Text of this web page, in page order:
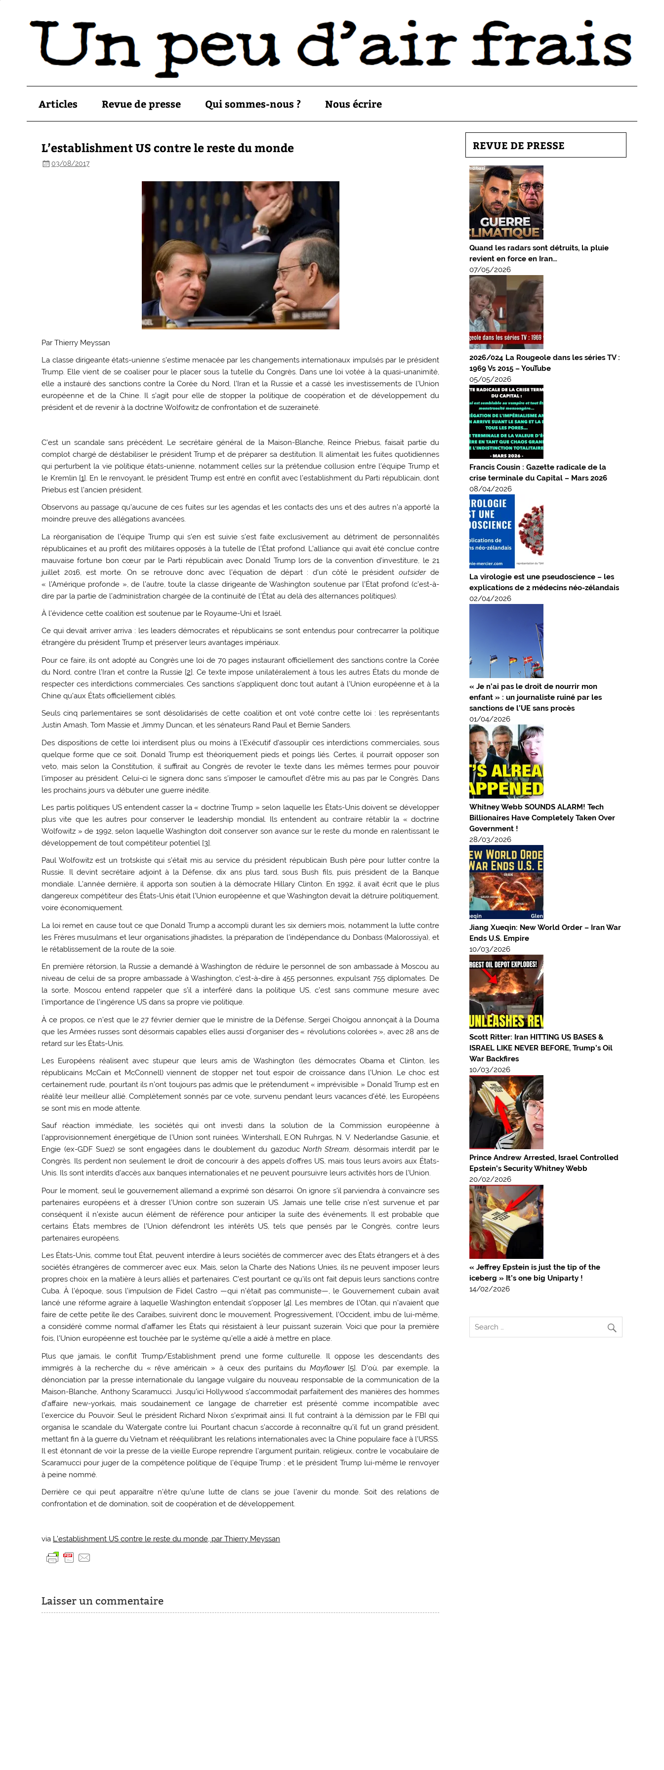
Articles Revue de presse Qui sommes-nous ? Nous écrire
L’establishment US contre le reste du monde
03/08/2017
Par Thierry Meyssan
La classe dirigeante états-unienne s’estime menacée par les changements internationaux impulsés par le président
Trump. Elle vient de se coaliser pour le placer sous la tutelle du Congrès. Dans une loi votée à la quasi-unanimité,
elle a instauré des sanctions contre la Corée du Nord, l’Iran et la Russie et a cassé les investissements de l’Union
européenne et de la Chine. Il s’agit pour elle de stopper la politique de coopération et de développement du
président et de revenir à la doctrine Wolfowitz de confrontation et de suzeraineté.
C’est un scandale sans précédent. Le secrétaire général de la Maison-Blanche, Reince Priebus, faisait partie du
complot chargé de déstabiliser le président Trump et de préparer sa destitution. Il alimentait les fuites quotidiennes
qui perturbent la vie politique états-unienne, notamment celles sur la prétendue collusion entre l’équipe Trump et
le Kremlin [1]. En le renvoyant, le président Trump est entré en conflit avec l’establishment du Parti républicain, dont
Priebus est l’ancien président.
Observons au passage qu’aucune de ces fuites sur les agendas et les contacts des uns et des autres n’a apporté la
moindre preuve des allégations avancées.
La réorganisation de l’équipe Trump qui s’en est suivie s’est faite exclusivement au détriment de personnalités
républicaines et au profit des militaires opposés à la tutelle de l’État profond. L’alliance qui avait été conclue contre
mauvaise fortune bon cœur par le Parti républicain avec Donald Trump lors de la convention d’investiture, le 21
juillet 2016, est morte. On se retrouve donc avec l’équation de départ : d’un côté le présidentoutsiderde
« l’Amérique profonde », de l’autre, toute la classe dirigeante de Washington soutenue par l’État profond (c’est-à-
dire par la partie de l’administration chargée de la continuité de l’État au delà des alternances politiques).
À l’évidence cette coalition est soutenue par le Royaume-Uni et Israël.
Ce qui devait arriver arriva : les leaders démocrates et républicains se sont entendus pour contrecarrer la politique
étrangère du président Trump et préserver leurs avantages impériaux.
Pour ce faire, ils ont adopté au Congrès une loi de 70 pages instaurant officiellement des sanctions contre la Corée
du Nord, contre l’Iran et contre la Russie [2]. Ce texte impose unilatéralement à tous les autres États du monde de
respecter ces interdictions commerciales. Ces sanctions s’appliquent donc tout autant à l’Union européenne et à la
Chine qu’aux États officiellement ciblés.
Seuls cinq parlementaires se sont désolidarisés de cette coalition et ont voté contre cette loi : les représentants
Justin Amash, Tom Massie et Jimmy Duncan, et les sénateurs Rand Paul et Bernie Sanders.
Des dispositions de cette loi interdisent plus ou moins à l’Exécutif d’assouplir ces interdictions commerciales, sous
quelque forme que ce soit. Donald Trump est théoriquement pieds et poings liés. Certes, il pourrait opposer son
veto, mais selon la Constitution, il suffirait au Congrès de revoter le texte dans les mêmes termes pour pouvoir
l’imposer au président. Celui-ci le signera donc sans s’imposer le camouflet d’être mis au pas par le Congrès. Dans
les prochains jours va débuter une guerre inédite.
Les partis politiques US entendent casser la « doctrine Trump » selon laquelle les États-Unis doivent se développer
plus vite que les autres pour conserver le leadership mondial. Ils entendent au contraire rétablir la « doctrine
Wolfowitz » de 1992, selon laquelle Washington doit conserver son avance sur le reste du monde en ralentissant le
développement de tout compétiteur potentiel [3].
Paul Wolfowitz est un trotskiste qui s’était mis au service du président républicain Bush père pour lutter contre la
Russie. Il devint secrétaire adjoint à la Défense, dix ans plus tard, sous Bush fils, puis président de la Banque
mondiale. L’année dernière, il apporta son soutien à la démocrate Hillary Clinton. En 1992, il avait écrit que le plus
dangereux compétiteur des États-Unis était l’Union européenne et que Washington devait la détruire politiquement,
voire économiquement.
La loi remet en cause tout ce que Donald Trump a accompli durant les six derniers mois, notamment la lutte contre
les Frères musulmans et leur organisations jihadistes, la préparation de l’indépendance du Donbass (Malorossiya), et
le rétablissement de la route de la soie.
En première rétorsion, la Russie a demandé à Washington de réduire le personnel de son ambassade à Moscou au
niveau de celui de sa propre ambassade à Washington, c’est-à-dire à 455 personnes, expulsant 755 diplomates. De
la sorte, Moscou entend rappeler que s’il a interféré dans la politique US, c’est sans commune mesure avec
l’importance de l’ingérence US dans sa propre vie politique.
À ce propos, ce n’est que le 27 février dernier que le ministre de la Défense, Sergeï Choïgou annonçait à la Douma
que les Armées russes sont désormais capables elles aussi d’organiser des « révolutions colorées », avec 28 ans de
retard sur les États-Unis.
Les Européens réalisent avec stupeur que leurs amis de Washington (les démocrates Obama et Clinton, les
républicains McCain et McConnell) viennent de stopper net tout espoir de croissance dans l’Union. Le choc est
certainement rude, pourtant ils n’ont toujours pas admis que le prétendument « imprévisible » Donald Trump est en
réalité leur meilleur allié. Complètement sonnés par ce vote, survenu pendant leurs vacances d’été, les Européens
se sont mis en mode attente.
Sauf réaction immédiate, les sociétés qui ont investi dans la solution de la Commission européenne à
l’approvisionnement énergétique de l’Union sont ruinées. Wintershall, E.ON Ruhrgas, N. V. Nederlandse Gasunie, et
Engie (ex-GDF Suez) se sont engagées dans le doublement du gazoducNorth Stream, désormais interdit par le
Congrès. Ils perdent non seulement le droit de concourir à des appels d’offres US, mais tous leurs avoirs aux États-
Unis. Ils sont interdits d’accès aux banques internationales et ne peuvent poursuivre leurs activités hors de l’Union.
Pour le moment, seul le gouvernement allemand a exprimé son désarroi. On ignore s’il parviendra à convaincre ses
partenaires européens et à dresser l’Union contre son suzerain US. Jamais une telle crise n’est survenue et par
conséquent il n’existe aucun élément de référence pour anticiper la suite des événements. Il est probable que
certains États membres de l’Union défendront les intérêts US, tels que pensés par le Congrès, contre leurs
partenaires européens.
Les États-Unis, comme tout État, peuvent interdire à leurs sociétés de commercer avec des États étrangers et à des
sociétés étrangères de commercer avec eux. Mais, selon la Charte des Nations Unies, ils ne peuvent imposer leurs
propres choix en la matière à leurs alliés et partenaires. C’est pourtant ce qu’ils ont fait depuis leurs sanctions contre
Cuba. À l’époque, sous l’impulsion de Fidel Castro —qui n’était pas communiste—, le Gouvernement cubain avait
lancé une réforme agraire à laquelle Washington entendait s’opposer [4]. Les membres de l’Otan, qui n’avaient que
faire de cette petite île des Caraïbes, suivirent donc le mouvement. Progressivement, l’Occident, imbu de lui-même,
a considéré comme normal d’affamer les États qui résistaient à leur puissant suzerain. Voici que pour la première
fois, l’Union européenne est touchée par le système qu’elle a aidé à mettre en place.
Plus que jamais, le conflit Trump/Establishment prend une forme culturelle. Il oppose les descendants des
immigrés à la recherche du « rêve américain » à ceux des puritains du Mayflower[5]. D’où, par exemple, la
dénonciation par la presse internationale du langage vulgaire du nouveau responsable de la communication de la
Maison-Blanche, Anthony Scaramucci. Jusqu’ici Hollywood s’accommodait parfaitement des manières des hommes
d’affaire new-yorkais, mais soudainement ce langage de charretier est présenté comme incompatible avec
l’exercice du Pouvoir. Seul le président Richard Nixon s’exprimait ainsi. Il fut contraint à la démission par le FBI qui
organisa le scandale du Watergate contre lui. Pourtant chacun s’accorde à reconnaître qu’il fut un grand président,
mettant fin à la guerre du Vietnam et rééquilibrant les relations internationales avec la Chine populaire face à l’URSS.
Il est étonnant de voir la presse de la vieille Europe reprendre l’argument puritain, religieux, contre le vocabulaire de
Scaramucci pour juger de la compétence politique de l’équipe Trump ; et le président Trump lui-même le renvoyer
à peine nommé.
Derrière ce qui peut apparaître n’être qu’une lutte de clans se joue l’avenir du monde. Soit des relations de
confrontation et de domination, soit de coopération et de développement.
via L’establishment US contre le reste du monde, par Thierry Meyssan
Laisser un commentaire
REVUE DE PRESSE
Quand les radars sont détruits, la pluie
revient en force en Iran…
07/05/2026
2026/024 La Rougeole dans les séries TV :
1969 Vs 2015 – YouTube
05/05/2026
Francis Cousin : Gazette radicale de la
crise terminale du Capital – Mars 2026
08/04/2026
La virologie est une pseudoscience – les
explications de 2 médecins néo-zélandais
02/04/2026
« Je n’ai pas le droit de nourrir mon
enfant » : un journaliste ruiné par les
sanctions de l’UE sans procès
01/04/2026
Whitney Webb SOUNDS ALARM! Tech
Billionaires Have Completely Taken Over
Government !
28/03/2026
Jiang Xueqin: New World Order – Iran War
Ends U.S. Empire
10/03/2026
Scott Ritter: Iran HITTING US BASES &
ISRAEL LIKE NEVER BEFORE, Trump’s Oil
War Backfires
10/03/2026
Prince Andrew Arrested, Israel Controlled
Epstein’s Security Whitney Webb
20/02/2026
« Jeffrey Epstein is just the tip of the
iceberg » It’s one big Uniparty !
14/02/2026